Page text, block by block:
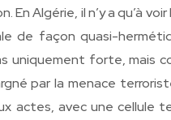
Algérie, il n’y a qu’à
de façon quasi-
uniquement forte, mais
par la menace
actes, avec une cellule